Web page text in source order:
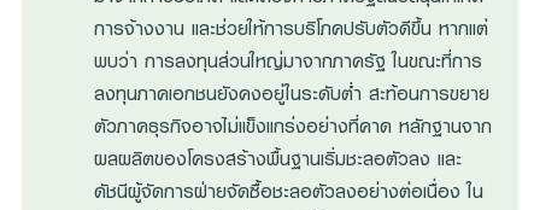
การจ้างงาน และช่วยให้การบริโภคปรับตัวดีขึ้น หากแต่
พบว่า การลงทุนส่วนใหญ่มาจากภาครัฐ ในขณะที่การ
ลงทุนภาคเอกชนยังคงอยู่ในระดับต่ำ สะท้อนการขยาย
ตัวภาคธุรกิจอาจไม่แข็งแกร่งอย่างที่คาด หลักฐานจาก
ผลผลิตของโครงสร้างพื้นฐานเริ่มชะลอตัวลง และ
ดัชนีผู้จัดการฝ่ายจัดซื้อชะลอตัวลงอย่างต่อเนื่อง ใน